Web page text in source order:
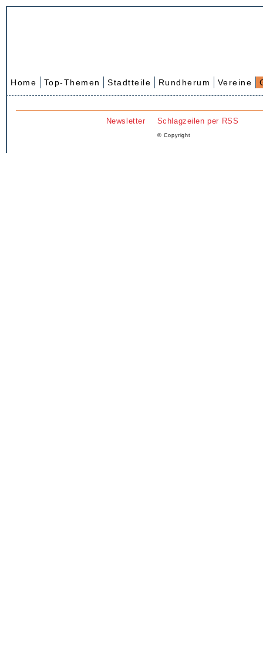
Home Top-Themen Stadtteile Rundherum Vereine
Newsletter Schlagzeilen per RSS
© Copyright